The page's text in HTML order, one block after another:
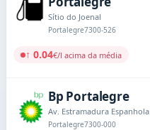
Sítio do Joenal
Portalegre7300-526
↑ 0.04€/l acima da média
Bp Portalegre
Av. Estramadura Espanhola
Portalegre7300-000